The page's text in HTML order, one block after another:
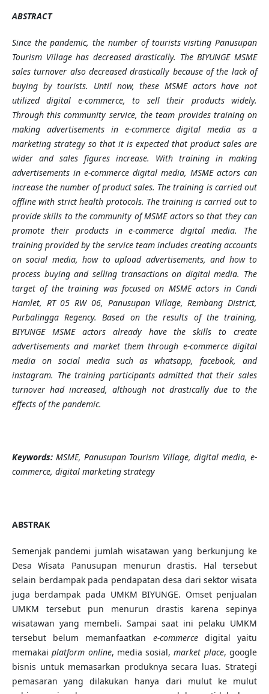
ABSTRACT
Since the pandemic, the number of tourists visiting Panusupan
Tourism Village has decreased drastically. The BIYUNGE MSME
sales turnover also decreased drastically because of the lack of
buying by tourists. Until now, these MSME actors have not
utilized digital e-commerce, to sell their products widely.
Through this community service, the team provides training on
making advertisements in e-commerce digital media as a
marketing strategy so that it is expected that product sales are
wider and sales figures increase. With training in making
advertisements in e-commerce digital media, MSME actors can
increase the number of product sales. The training is carried out
offline with strict health protocols. The training is carried out to
provide skills to the community of MSME actors so that they can
promote their products in e-commerce digital media. The
training provided by the service team includes creating accounts
on social media, how to upload advertisements, and how to
process buying and selling transactions on digital media. The
target of the training was focused on MSME actors in Candi
Hamlet, RT 05 RW 06, Panusupan Village, Rembang District,
Purbalingga Regency. Based on the results of the training,
BIYUNGE MSME actors already have the skills to create
advertisements and market them through e-commerce digital
media on social media such as whatsapp, facebook, and
instagram. The training participants admitted that their sales
turnover had increased, although not drastically due to the
effects of the pandemic.
Keywords:MSME, Panusupan Tourism Village, digital media, e-
commerce, digital marketing strategy
ABSTRAK
Semenjak pandemi jumlah wisatawan yang berkunjung ke
Desa Wisata Panusupan menurun drastis. Hal tersebut
selain berdampak pada pendapatan desa dari sektor wisata
juga berdampak pada UMKM BIYUNGE. Omset penjualan
UMKM tersebut pun menurun drastis karena sepinya
wisatawan yang membeli. Sampai saat ini pelaku UMKM
tersebut belum memanfaatkan e-commerce digital yaitu
memakaiplatform online, media sosial,market place, google
bisnis untuk memasarkan produknya secara luas. Strategi
pemasaran yang dilakukan hanya dari mulut ke mulut